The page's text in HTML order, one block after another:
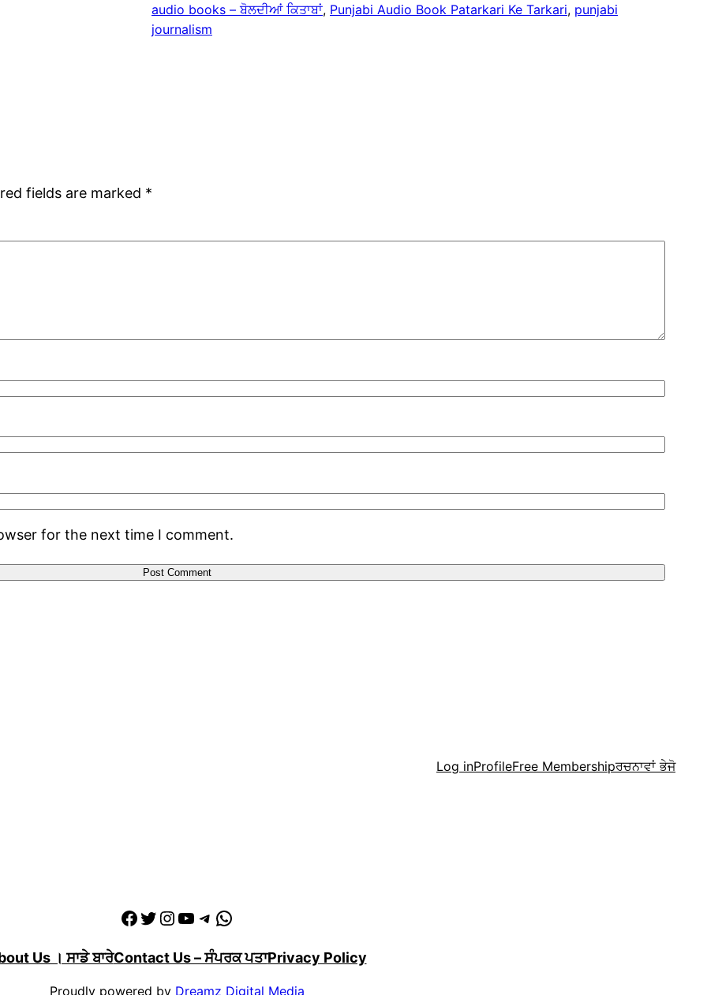
audio books – ਬੋਲਦੀਆਂ ਕਿਤਾਬਾਂ, Punjabi Audio Book Patarkari Ke Tarkari, punjabi
journalism
fields are marked *
for the next time I comment.
Log inProfileFree Membershipਰਚਨਾਵਾਂ ਭੇਜੋ
Facebook
Twitter
Instagram
YouTube
Telegram
WhatsApp
Us । ਸਾਡੇ ਬਾਰੇContact Us – ਸੰਪਰਕ ਪਤਾPrivacy Policy
Proudly powered by Dreamz Digital Media